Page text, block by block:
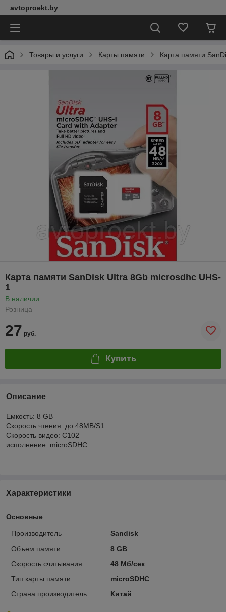
avtoproekt.by
Товары и услуги Карты памяти Карта памяти
Карта памяти SanDisk Ultra 8Gb microsdhc UHS-
1
В наличии
Розница
27 руб.
Купить
Описание
Емкость: 8 GB
Скорость чтения: до 48MB/S1
Скорость видео: C102
исполнение: microSDHC
Характеристики
Основные
Производитель
Sandisk
Объем памяти
8 GB
Скорость считывания
48 Мб/сек
Тип карты памяти
microSDHC
Страна производитель
Китай